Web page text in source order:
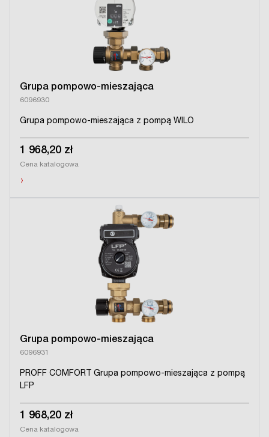
Grupa pompowo-mieszająca
6096930
Grupa pompowo-mieszająca z pompą WILO
1 968,20 zł
Cena katalogowa
›
Grupa pompowo-mieszająca
6096931
PROFF COMFORT Grupa pompowo-mieszająca z pompą
LFP
1 968,20 zł
Cena katalogowa